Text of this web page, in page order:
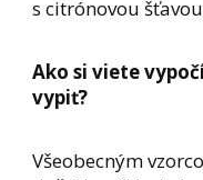
s citrónovou
Ako si viete
vypiť?
Všeobecným